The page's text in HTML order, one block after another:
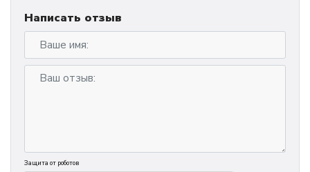
Написать отзыв
Защита от роботов